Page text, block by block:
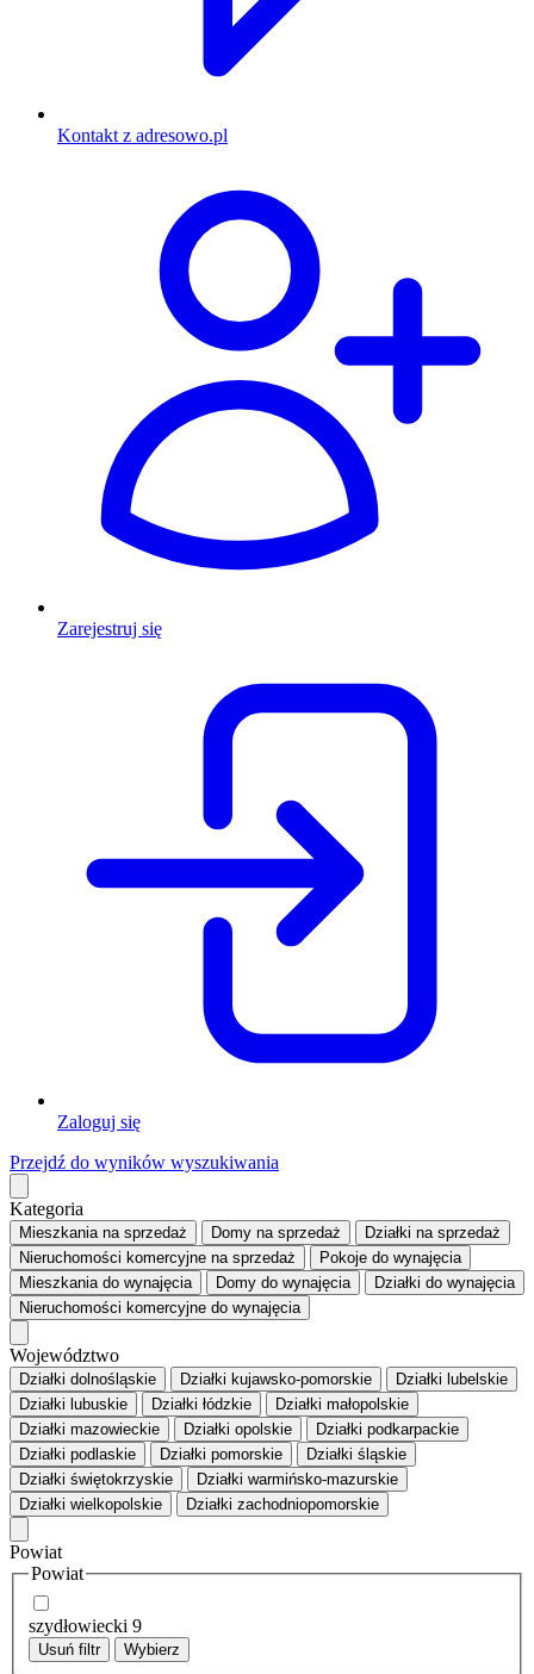
Kontakt z adresowo.pl
Zarejestruj się
Zaloguj się
Przejdź do wyników wyszukiwania
Kategoria
Mieszkaniana sprzedaż Domy na sprzedaż Działki na sprzedaż
Nieruchomości komercyjne na sprzedaż Pokoje do wynajęcia
Mieszkaniado wynajęcia Domy do wynajęcia Działki do wynajęcia
Nieruchomości komercyjne do wynajęcia
Województwo
Działki dolnośląskie Działki kujawsko-pomorskie
Działki lubelskie
Działki lubuskie
Działki łódzkie
Działki małopolskie
Działki mazowieckie
Działki opolskie
Działki podkarpackie
Działki podlaskie
Działki pomorskie
Działki śląskie
Działki świętokrzyskie
Działki warmińsko-mazurskie
Działki wielkopolskie
Działki zachodniopomorskie
Powiat
Powiat
szydłowiecki 9
Usuń filtr Wybierz